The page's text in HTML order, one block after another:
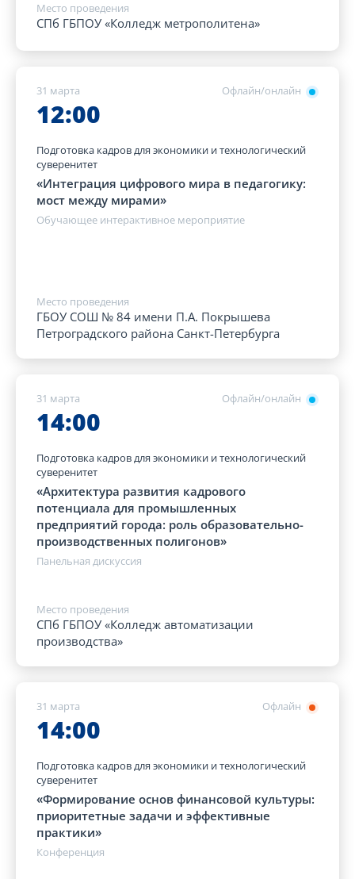
Место проведения
СПб ГБПОУ «Колледж метрополитена»
Офлайн/онлайн
31 марта
12:00
Подготовка кадров для экономики и технологический
суверенитет
«Интеграция цифрового мира в педагогику:
мост между мирами»
Обучающее интерактивное мероприятие
Место проведения
ГБОУ СОШ № 84 имени П.А. Покрышева
Петроградского района Санкт-Петербурга
Офлайн/онлайн
31 марта
14:00
Подготовка кадров для экономики и технологический
суверенитет
«Архитектура развития кадрового
потенциала для промышленных
предприятий города: роль образовательно-
производственных полигонов»
Панельная дискуссия
Место проведения
СПб ГБПОУ «Колледж автоматизации
производства»
Офлайн
31 марта
14:00
Подготовка кадров для экономики и технологический
суверенитет
«Формирование основ финансовой культуры:
приоритетные задачи и эффективные
практики»
Конференция